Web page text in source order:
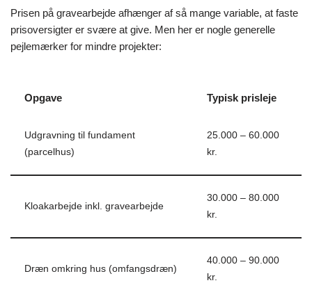
Prisen på gravearbejde afhænger af så mange variable, at faste
prisoversigter er svære at give. Men her er nogle generelle
pejlemærker for mindre projekter:
Opgave Typisk prisleje
Udgravning til fundament
(parcelhus)
25.000 – 60.000
kr.
Kloakarbejde inkl. gravearbejde
30.000 – 80.000
kr.
Dræn omkring hus (omfangsdræn)
40.000 – 90.000
kr.